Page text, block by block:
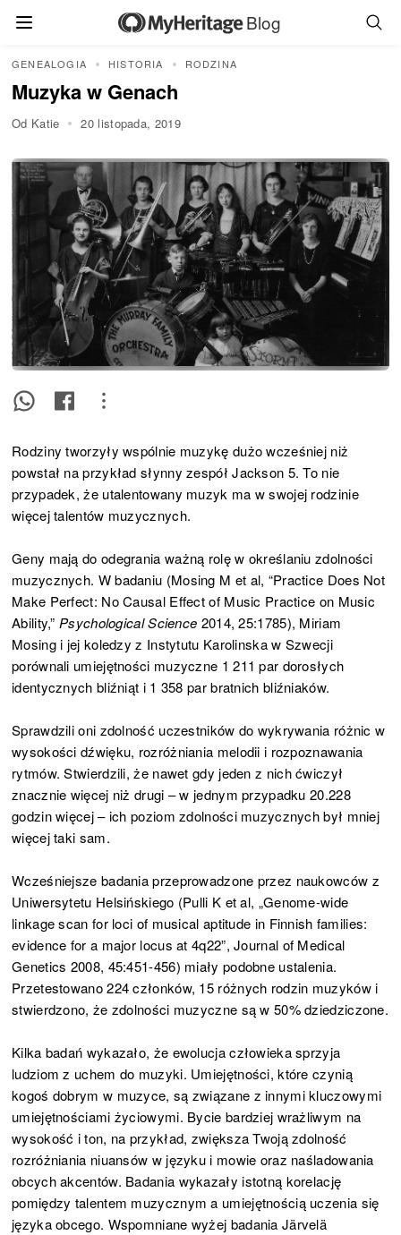
Blog
GENEALOGIA HISTORIA RODZINA
Muzyka w Genach
Od Katie 20 listopada, 2019
Rodziny tworzyły wspólnie muzykę dużo wcześniej niż
powstał na przykład słynny zespół Jackson 5. To nie
przypadek, że utalentowany muzyk ma w swojej rodzinie
więcej talentów muzycznych.
Geny mają do odegrania ważną rolę w określaniu zdolności
muzycznych. W badaniu (Mosing M et al, “Practice Does Not
Make Perfect: No Causal Effect of Music Practice on Music
Ability,” Psychological Science 2014, 25:1785), Miriam
Mosing i jej koledzy z Instytutu Karolinska w Szwecji
porównali umiejętności muzyczne 1 211 par dorosłych
identycznych bliźniąt i 1 358 par bratnich bliźniaków.
Sprawdzili oni zdolność uczestników do wykrywania różnic w
wysokości dźwięku, rozróżniania melodii i rozpoznawania
rytmów. Stwierdzili, że nawet gdy jeden z nich ćwiczył
znacznie więcej niż drugi – w jednym przypadku 20.228
godzin więcej – ich poziom zdolności muzycznych był mniej
więcej taki sam.
Wcześniejsze badania przeprowadzone przez naukowców z
Uniwersytetu Helsińskiego (Pulli K et al, „Genome-wide
linkage scan for loci of musical aptitude in Finnish families:
evidence for a major locus at 4q22”, Journal of Medical
Genetics 2008, 45:451-456) miały podobne ustalenia.
Przetestowano 224 członków, 15 różnych rodzin muzyków i
stwierdzono, że zdolności muzyczne są w 50% dziedziczone.
Kilka badań wykazało, że ewolucja człowieka sprzyja
ludziom z uchem do muzyki. Umiejętności, które czynią
kogoś dobrym w muzyce, są związane z innymi kluczowymi
umiejętnościami życiowymi. Bycie bardziej wrażliwym na
wysokość i ton, na przykład, zwiększa Twoją zdolność
rozróżniania niuansów w języku i mowie oraz naśladowania
obcych akcentów. Badania wykazały istotną korelację
pomiędzy talentem muzycznym a umiejętnością uczenia się
języka obcego. Wspomniane wyżej badania Järvelä